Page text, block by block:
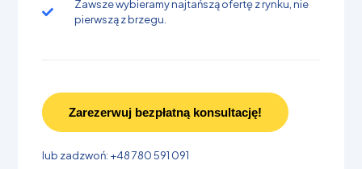
Zawsze wybieramy najtańszą ofertę z rynku, nie
pierwszą z brzegu.
Zarezerwuj bezpłatną konsultację!
lub zadzwoń: +48 780 591 091